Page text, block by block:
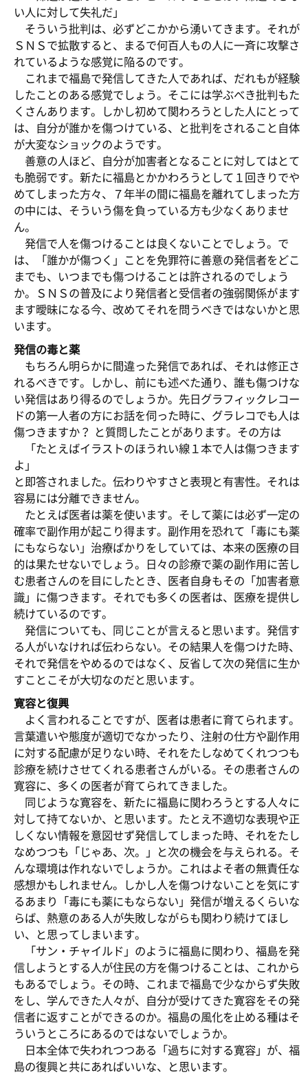
い人に対して失礼だ」
そういう批判は、必ずどこかから湧いてきます。それが
ＳＮＳで拡散すると、まるで何百人もの人に一斉に攻撃さ
れているような感覚に陥るのです。
これまで福島で発信してきた人であれば、だれもが経験
したことのある感覚でしょう。そこには学ぶべき批判もた
くさんあります。しかし初めて関わろうとした人にとって
は、自分が誰かを傷つけている、と批判をされること自体
が大変なショックのようです。
善意の人ほど、自分が加害者となることに対してはとて
も脆弱です。新たに福島とかかわろうとして１回きりでや
めてしまった方々、７年半の間に福島を離れてしまった方
の中には、そういう傷を負っている方も少なくありませ
ん。
発信で人を傷つけることは良くないことでしょう。で
は、「誰かが傷つく」ことを免罪符に善意の発信者をどこ
までも、いつまでも傷つけることは許されるのでしょう
か。ＳＮＳの普及により発信者と受信者の強弱関係がます
ます曖昧になる今、改めてそれを問うべきではないかと思
います。
発信の毒と薬
もちろん明らかに間違った発信であれば、それは修正さ
れるべきです。しかし、前にも述べた通り、誰も傷つけな
い発信はあり得るのでしょうか。先日グラフィックレコー
ドの第一人者の方にお話を伺った時に、グラレコでも人は
傷つきますか？ と質問したことがあります。その方は
「たとえばイラストのほうれい線１本で人は傷つきます
よ」
と即答されました。伝わりやすさと表現と有害性。それは
容易には分離できません。
たとえば医者は薬を使います。そして薬には必ず一定の
確率で副作用が起こり得ます。副作用を恐れて「毒にも薬
にもならない」治療ばかりをしていては、本来の医療の目
的は果たせないでしょう。日々の診療で薬の副作用に苦し
む患者さんのを目にしたとき、医者自身もその「加害者意
識」に傷つきます。それでも多くの医者は、医療を提供し
続けているのです。
発信についても、同じことが言えると思います。発信す
る人がいなければ伝わらない。その結果人を傷つけた時、
それで発信をやめるのではなく、反省して次の発信に生か
すことこそが大切なのだと思います。
寛容と復興
よく言われることですが、医者は患者に育てられます。
言葉遣いや態度が適切でなかったり、注射の仕方や副作用
に対する配慮が足りない時、それをたしなめてくれつつも
診療を続けさせてくれる患者さんがいる。その患者さんの
寛容に、多くの医者が育てられてきました。
同じような寛容を、新たに福島に関わろうとする人々に
対して持てないか、と思います。たとえ不適切な表現や正
しくない情報を意図せず発信してしまった時、それをたし
なめつつも「じゃあ、次。」と次の機会を与えられる。そ
んな環境は作れないでしょうか。これはよそ者の無責任な
感想かもしれません。しかし人を傷つけないことを気にす
るあまり「毒にも薬にもならない」発信が増えるくらいな
らば、熱意のある人が失敗しながらも関わり続けてほし
い、と思ってしまいます。
「サン・チャイルド」のように福島に関わり、福島を発
信しようとする人が住民の方を傷つけることは、これから
もあるでしょう。その時、これまで福島で少なからず失敗
をし、学んできた人々が、自分が受けてきた寛容をその発
信者に返すことができるのか。福島の風化を止める種はそ
ういうところにあるのではないでしょうか。
日本全体で失われつつある「過ちに対する寛容」が、福
島の復興と共にあればいいな、と思います。